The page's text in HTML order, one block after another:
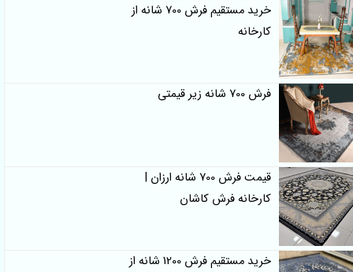
خرید مستقیم فرش 700 شانه از
کارخانه
فرش 700 شانه زیر قیمتی
قیمت فرش 700 شانه ارزان |
کارخانه فرش کاشان
خرید مستقیم فرش 1200 شانه از